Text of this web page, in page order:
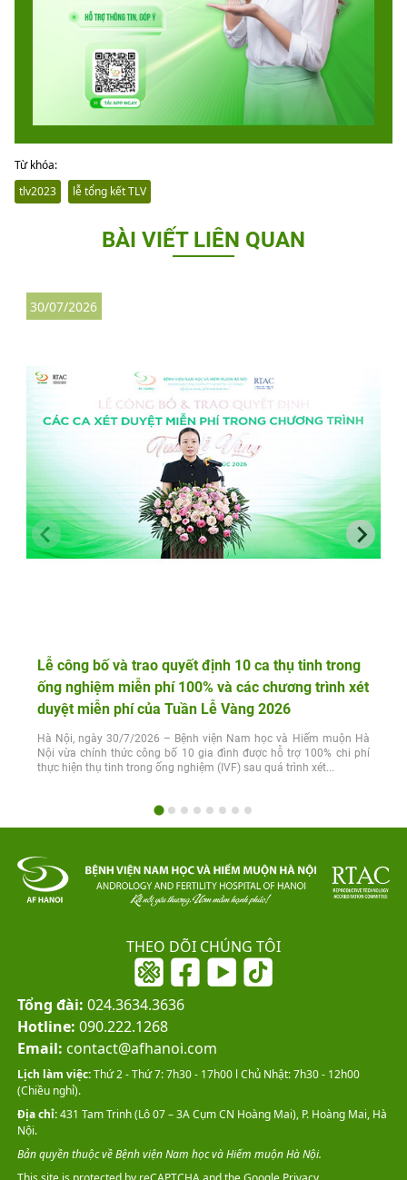
Từ khóa:
tlv2023
lễ tổng kết TLV
BÀI VIẾT LIÊN QUAN
Lễ công bố và trao quyết định 10 ca thụ tinh trong
ống nghiệm miễn phí 100% và các chương trình xét
duyệt miễn phí của Tuần Lễ Vàng 2026
Hà Nội, ngày 30/7/2026 – Bệnh viện Nam học và Hiếm muộn Hà
Nội vừa chính thức công bố 10 gia đình được hỗ trợ 100% chi phí
thực hiện thụ tinh trong ống nghiệm (IVF) sau quá trình xét...
30/07/2026
THEO DÕI CHÚNG TÔI
Tổng đài: 024.3634.3636
Hotline: 090.222.1268
Email: contact@afhanoi.com
Lịch làm việc:Thứ 2 - Thứ 7: 7h30 - 17h00 l Chủ Nhật: 7h30 - 12h00
(Chiều nghỉ).
Địa chỉ:431 Tam Trinh (Lô 07 – 3A Cụm CN Hoàng Mai), P. Hoàng Mai, Hà
Nội.
Bản quyền thuộc về Bệnh viện Nam học và Hiếm muộn Hà Nội.